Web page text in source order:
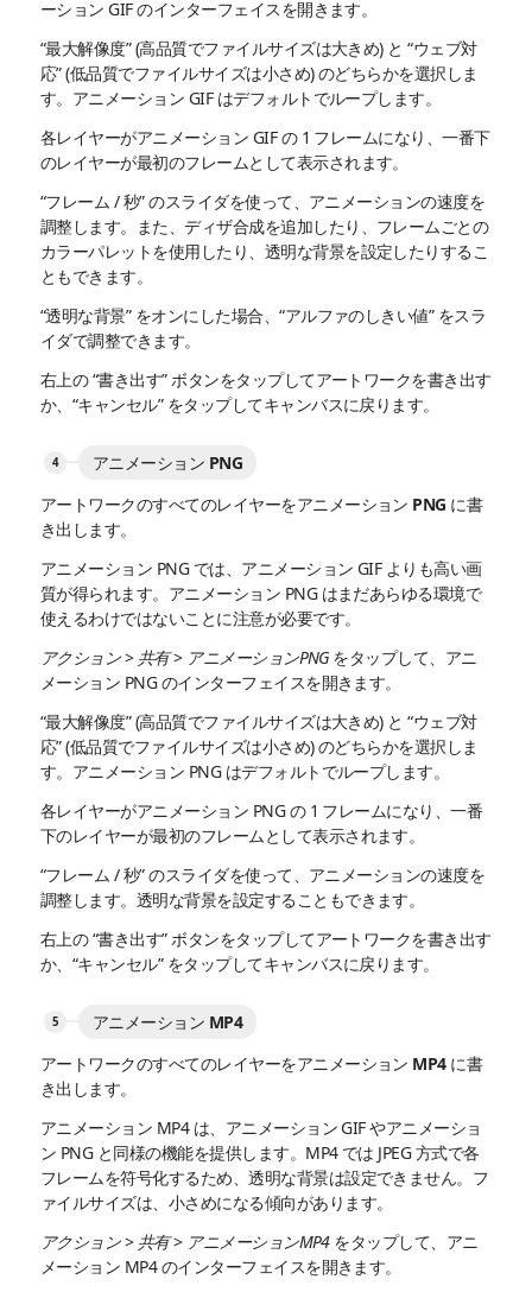
ーション GIF のインターフェイスを開きます。
“最大解像度” (高品質でファイルサイズは大きめ) と “ウェブ対
応” (低品質でファイルサイズは小さめ) のどちらかを選択しま
す。アニメーション GIF はデフォルトでループします。
各レイヤーがアニメーション GIF の 1 フレームになり、一番下
のレイヤーが最初のフレームとして表示されます。
“フレーム / 秒” のスライダを使って、アニメーションの速度を
調整します。また、ディザ合成を追加したり、フレームごとの
カラーパレットを使用したり、透明な背景を設定したりするこ
ともできます。
“透明な背景” をオンにした場合、“アルファのしきい値” をスラ
イダで調整できます。
右上の “書き出す” ボタンをタップしてアートワークを書き出す
か、“キャンセル” をタップしてキャンバスに戻ります。
アニメーション PNG
アートワークのすべてのレイヤーをアニメーション PNG に書
き出します。
アニメーション PNG では、アニメーション GIF よりも高い画
質が得られます。アニメーション PNG はまだあらゆる環境で
使えるわけではないことに注意が必要です。
アクション> 共有> アニメーションPNGをタップして、アニ
メーション PNG のインターフェイスを開きます。
“最大解像度” (高品質でファイルサイズは大きめ) と “ウェブ対
応” (低品質でファイルサイズは小さめ) のどちらかを選択しま
す。アニメーション PNG はデフォルトでループします。
各レイヤーがアニメーション PNG の 1 フレームになり、一番
下のレイヤーが最初のフレームとして表示されます。
“フレーム / 秒” のスライダを使って、アニメーションの速度を
調整します。透明な背景を設定することもできます。
右上の “書き出す” ボタンをタップしてアートワークを書き出す
か、“キャンセル” をタップしてキャンバスに戻ります。
アニメーション MP4
アートワークのすべてのレイヤーをアニメーション MP4 に書
き出します。
アニメーション MP4 は、アニメーション GIF やアニメーショ
ン PNG と同様の機能を提供します。MP4 では JPEG 方式で各
フレームを符号化するため、透明な背景は設定できません。フ
ァイルサイズは、小さめになる傾向があります。
アクション> 共有> アニメーションMP4をタップして、アニ
メーション MP4 のインターフェイスを開きます。